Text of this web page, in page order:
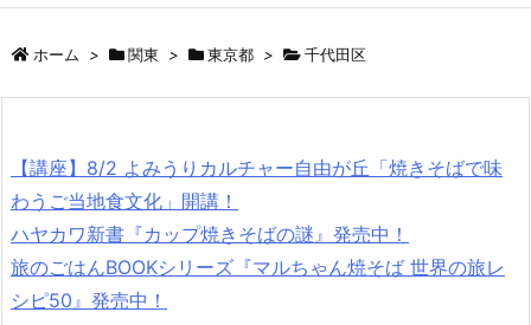
ホーム > 関東 > 東京都 > 千代田区
【講座】8/2 よみうりカルチャー自由が丘「焼きそばで味
わうご当地食文化」開講！
ハヤカワ新書『カップ焼きそばの謎』発売中！
旅のごはんBOOKシリーズ『マルちゃん焼そば 世界の旅レ
シピ50』発売中！